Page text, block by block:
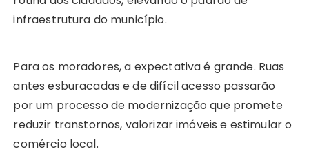
infraestrutura do município.
Para os moradores, a expectativa é grande. Ruas
antes esburacadas e de difícil acesso passarão
por um processo de modernização que promete
reduzir transtornos, valorizar imóveis e estimular o
comércio local.